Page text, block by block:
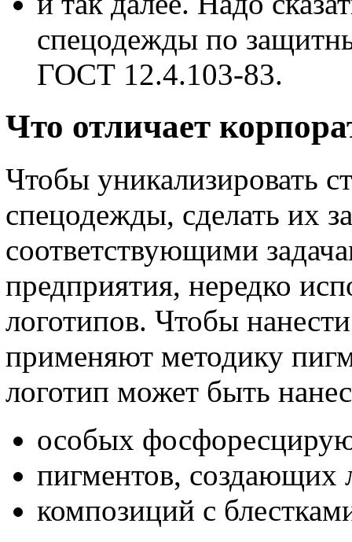
спецодежды по
ГОСТ 12.4.103-83.
Что отличает
Чтобы уникализировать
спецодежды, сделать их
соответствующими
предприятия, нередко
логотипов. Чтобы
применяют методику
логотип может быть
особых
пигментов, создающих
композиций с